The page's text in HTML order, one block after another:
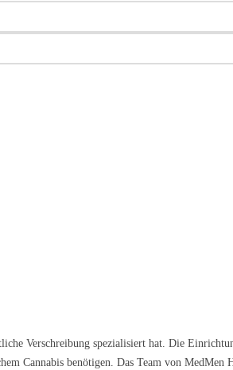
Verschreibung spezialisiert hat. Die
Cannabis benötigen. Das Team von